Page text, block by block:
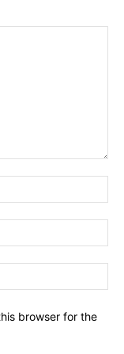
browser for the